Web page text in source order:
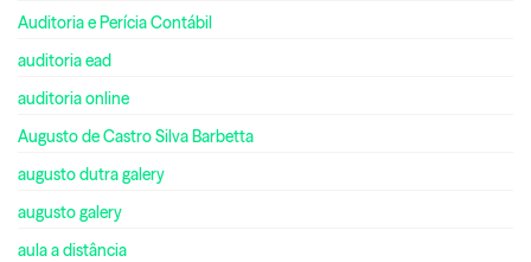
Auditoria e Perícia Contábil
auditoria ead
auditoria online
Augusto de Castro Silva Barbetta
augusto dutra galery
augusto galery
aula a distância